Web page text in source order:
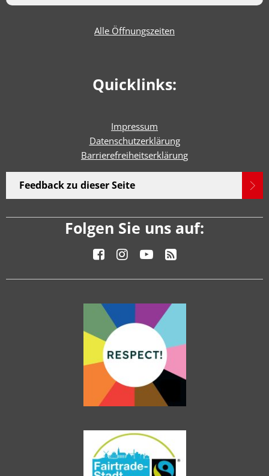
Alle Öffnungszeiten
Quicklinks:
Impressum
Datenschutzerklärung
Barrierefreiheitserklärung
Feedback zu dieser Seite
Folgen Sie uns auf: